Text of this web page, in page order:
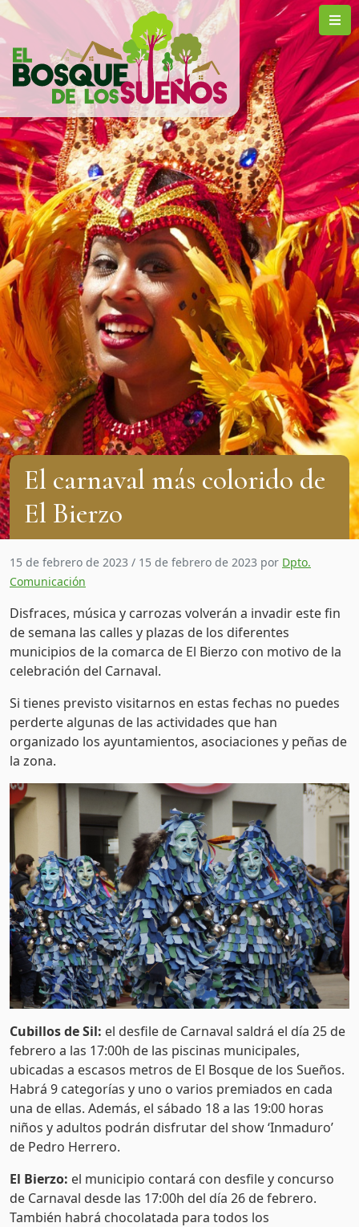
El carnaval más colorido de
El Bierzo
15 de febrero de 2023 / 15 de febrero de 2023 por Dpto.
Comunicación
Disfraces, música y carrozas volverán a invadir este fin
de semana las calles y plazas de los diferentes
municipios de la comarca de El Bierzo con motivo de la
celebración del Carnaval.
Si tienes previsto visitarnos en estas fechas no puedes
perderte algunas de las actividades que han
organizado los ayuntamientos, asociaciones y peñas de
la zona.
Cubillos de Sil: el desfile de Carnaval saldrá el día 25 de
febrero a las 17:00h de las piscinas municipales,
ubicadas a escasos metros de El Bosque de los Sueños.
Habrá 9 categorías y uno o varios premiados en cada
una de ellas. Además, el sábado 18 a las 19:00 horas
niños y adultos podrán disfrutar del show ‘Inmaduro’
de Pedro Herrero.
El Bierzo: el municipio contará con desfile y concurso
de Carnaval desde las 17:00h del día 26 de febrero.
También habrá chocolatada para todos los